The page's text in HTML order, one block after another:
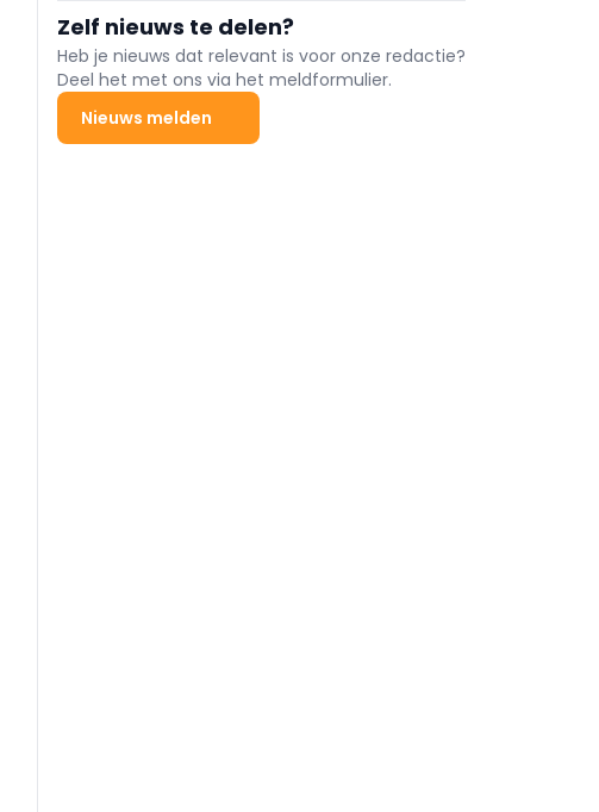
de distributeur zijn klanten een volledig gamma
overslag- en hefmaterieel aanbieden.
Zelf nieuws te delen?
Heb je nieuws dat relevant is voor onze redactie?
Deel het met ons via het meldformulier.
Nieuws melden